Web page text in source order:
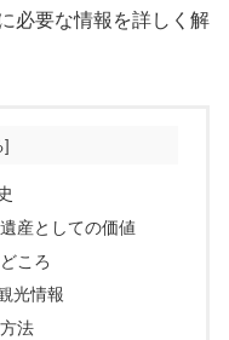
必要な情報を詳しく解
産としての価値
ころ
光情報
法